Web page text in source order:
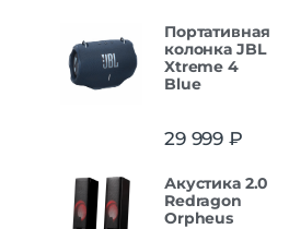
Портативная
колонка JBL
Xtreme 4
Blue
29 999 ₽
Акустика 2.0
Redragon
Orpheus